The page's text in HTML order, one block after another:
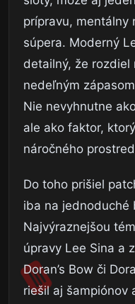
prípravu, mentálny
súpera. Moderný
detailný, že
nedeľným
Nie nevyhnutne
ale ako faktor,
náročného
Do toho prišiel
iba na jednoduché
Najvýraznejšou
úpravy Lee Sina a
Doran’s Bow či
riešil aj šampiónov